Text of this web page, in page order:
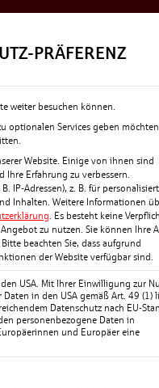
PRÄFERENZ
weiter besuchen können.
optionalen Services geben
Website. Einige von ihnen sind
Ihre Erfahrung zu verbessern.
IP-Adressen), z. B. für
Inhalten. Weitere Informationen
. Es besteht keine
zu nutzen. Sie können Ihre
Bitte beachten Sie, dass aufgrund
der Website verfügbar sind.
USA. Mit Ihrer Einwilligung zur
in den USA gemäß Art. 49 (1)
Datenschutz nach EU-
personenbezogene Daten in
und Europäer eine
für die eine